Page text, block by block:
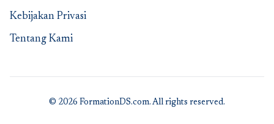
Kebijakan Privasi
Tentang Kami
© 2026 FormationDS.com. All rights reserved.